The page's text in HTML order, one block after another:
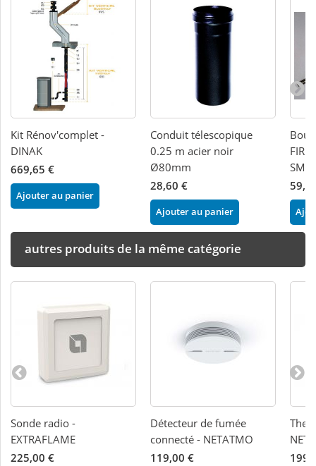
Kit Rénov'complet -
DINAK
669,65 €
Ajouter au panier
Conduit télescopique
0.25 m acier noir
Ø80mm
28,60 €
Ajouter au panier
autres produits de la même catégorie
Sonde radio -
EXTRAFLAME
225,00 €
Détecteur de fumée
connecté - NETATMO
119,00 €